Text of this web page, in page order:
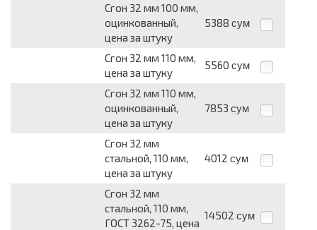
Сгон 32 мм 100 мм,
оцинкованный,
цена за штуку
5388 сум
Сгон 32 мм 110 мм,
цена за штуку
5560 сум
Сгон 32 мм 110 мм,
оцинкованный,
цена за штуку
7853 сум
Сгон 32 мм
стальной, 110 мм,
цена за штуку
4012 сум
Сгон 32 мм
стальной, 110 мм,
ГОСТ 3262-75, цена
14502 сум